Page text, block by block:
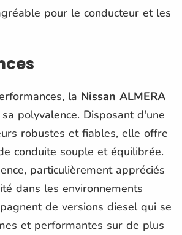
pour le conducteur et les
la Nissan ALMERA
polyvalence. Disposant d'une
robustes et fiables, elle offre
conduite souple et équilibrée.
particulièrement appréciés
dans les environnements
de versions diesel qui se
et performantes sur de plus